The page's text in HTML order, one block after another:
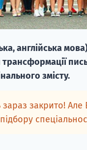
англійська
змісту.
закрито!